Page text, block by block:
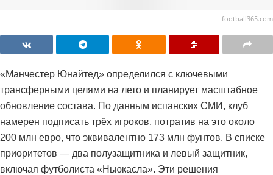
football365.com
«Манчестер Юнайтед» определился с ключевыми
трансферными целями на лето и планирует масштабное
обновление состава. По данным испанских СМИ, клуб
намерен подписать трёх игроков, потратив на это около
200 млн евро, что эквивалентно 173 млн фунтов. В списке
приоритетов — два полузащитника и левый защитник,
включая футболиста «Ньюкасла». Эти решения